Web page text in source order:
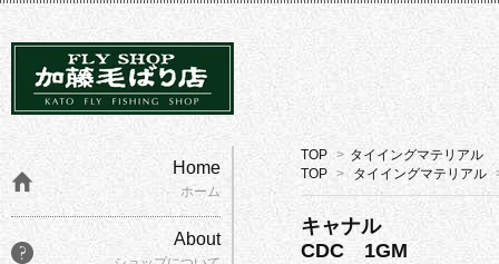
TOP > タイイングマテリアル
TOP > タイイングマテリアル
キャナル
CDC 1GM
Home
ホーム
About